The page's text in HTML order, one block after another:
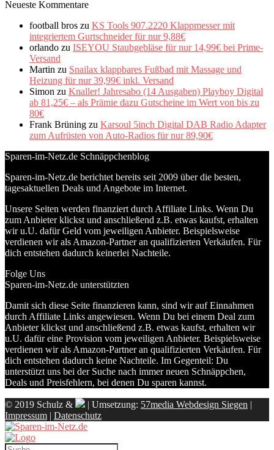
Neueste Kommentare
football bros zu KS Tools 907.2220 Klappmesser mit
integriertem Gurtschneider für nur 9,88€
orlando zu ISEYOU Staubgebläse für nur 14,99€ bei Prime-
Versand
Martin zu Snailax klappbares Fußbad mit Massage und
Heizung für nur 39,99€ inkl. Versand
Simon zu Knaller! Jahresabo (14 Ausgaben) Playboy Digital
ab 81,25€ – als Prämie dazu Gutscheine im Wert von bis zu
80€
Frank Brüning zu Karsoul 5inch Digital DAB Radio Adapter
zum Aufrüsten von Auto-Radios für nur 89,90€
Sparen-im-Netz.de Schnäppchenblog
Sparen-im-Netz.de berichtet bereits seit 2009 über die besten,
tagesaktuellen Deals und Angebote im Internet.
Unsere Seiten werden finanziert durch Affiliate Links. Wenn Du
zum Anbieter klickst und anschließend z.B. etwas kaufst, erhalten
wir u.U. dafür Geld vom jeweiligen Anbieter. Beispielsweise
verdienen wir als Amazon-Partner an qualifizierten Verkäufen. Für
dich entstehen dadurch keinerlei Nachteile.
Folge Uns
Sparen-im-Netz.de unterstützten
Damit sich diese Seite finanzieren kann, sind wir auf Einnahmen
durch Affiliate Links angewiesen. Wenn Du bei einem Deal zum
Anbieter klickst und anschließend z.B. etwas kaufst, erhalten wir
u.U. dafür eine Provision vom jeweiligen Anbieter. Beispielsweise
verdienen wir als Amazon-Partner an qualifizierten Verkäufen. Für
dich entstehen dadurch keine Nachteile. Im Gegenteil: Du
unterstützt uns bei der Suche nach immer neuen Schnäppchen,
Deals und Preisfehlern, bei denen Du sparen kannst.
© 2019 Schulz & | Umsetzung: 57media Webdesign Siegen |
Impressum | Datenschutz